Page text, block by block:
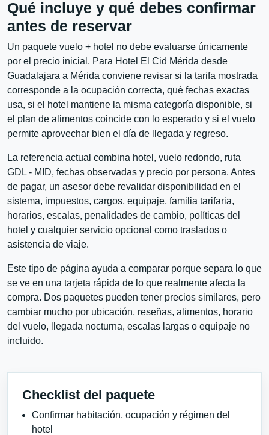
Qué incluye y qué debes confirmar
antes de reservar
Un paquete vuelo + hotel no debe evaluarse únicamente
por el precio inicial. Para Hotel El Cid Mérida desde
Guadalajara a Mérida conviene revisar si la tarifa mostrada
corresponde a la ocupación correcta, qué fechas exactas
usa, si el hotel mantiene la misma categoría disponible, si
el plan de alimentos coincide con lo esperado y si el vuelo
permite aprovechar bien el día de llegada y regreso.
La referencia actual combina hotel, vuelo redondo, ruta
GDL - MID, fechas observadas y precio por persona. Antes
de pagar, un asesor debe revalidar disponibilidad en el
sistema, impuestos, cargos, equipaje, familia tarifaria,
horarios, escalas, penalidades de cambio, políticas del
hotel y cualquier servicio opcional como traslados o
asistencia de viaje.
Este tipo de página ayuda a comparar porque separa lo que
se ve en una tarjeta rápida de lo que realmente afecta la
compra. Dos paquetes pueden tener precios similares, pero
cambiar mucho por ubicación, reseñas, alimentos, horario
del vuelo, llegada nocturna, escalas largas o equipaje no
incluido.
Checklist del paquete
Confirmar habitación, ocupación y régimen del
hotel